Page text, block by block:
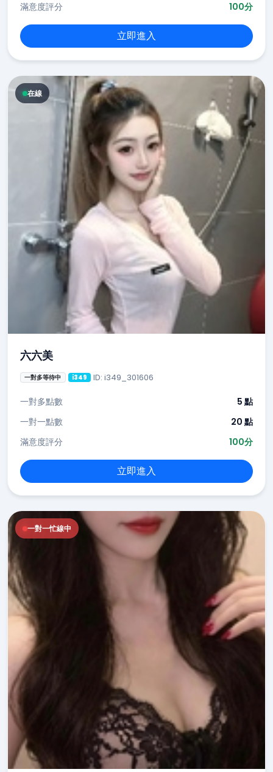
滿意度評分
100分
立即進入
在線
六六美
一對多等待中 i349 ID: i349_301606
一對多點數
5 點
一對一點數
20 點
滿意度評分
100分
立即進入
一對一忙線中